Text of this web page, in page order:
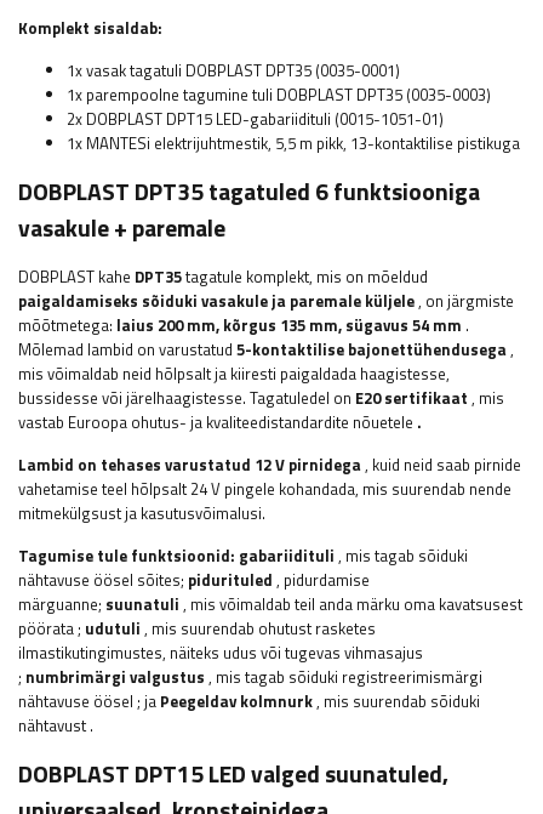
Komplekt sisaldab:
1x vasak tagatuli DOBPLAST DPT35 (0035-0001)
1x parempoolne tagumine tuli DOBPLAST DPT35 (0035-0003)
2x DOBPLAST DPT15 LED-gabariidituli (0015-1051-01)
1x MANTESi elektrijuhtmestik, 5,5 m pikk, 13-kontaktilise pistikuga
DOBPLAST DPT35 tagatuled 6 funktsiooniga
vasakule + paremale
DOBPLAST kahe DPT35tagatule komplekt, mis on mõeldud
paigaldamiseks sõiduki vasakule ja paremale küljele, on järgmiste
mõõtmetega: laius 200 mm, kõrgus 135 mm, sügavus 54 mm .
Mõlemad lambid on varustatud 5-kontaktilise bajonettühendusega,
mis võimaldab neid hõlpsalt ja kiiresti paigaldada haagistesse,
bussidesse või järelhaagistesse. Tagatuledel on E20 sertifikaat , mis
vastab Euroopa ohutus- ja kvaliteedistandardite nõuetele .
Lambid on tehases varustatud 12 V pirnidega, kuid neid saab pirnide
vahetamise teel hõlpsalt 24 V pingele kohandada, mis suurendab nende
mitmekülgsust ja kasutusvõimalusi.
Tagumise tule funktsioonid: gabariidituli , mis tagab sõiduki
nähtavuse öösel sõites; pidurituled , pidurdamise
märguanne; suunatuli , mis võimaldab teil anda märku oma kavatsusest
pöörata; udutuli , mis suurendab ohutust rasketes
ilmastikutingimustes, näiteks udus või tugevas vihmasajus
; numbrimärgi valgustus , mis tagab sõiduki registreerimismärgi
nähtavuse öösel ; ja Peegeldav kolmnurk, mis suurendab sõiduki
nähtavust.
DOBPLAST DPT15 LEDvalged suunatuled,